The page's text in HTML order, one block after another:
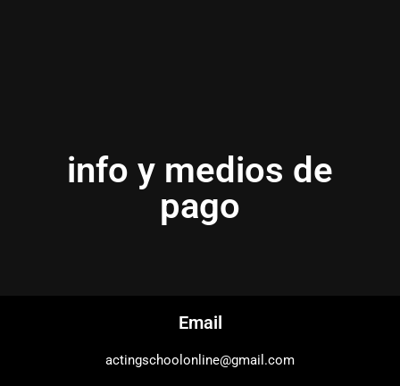
info y medios de
pago
Email
actingschoolonline@gmail.com